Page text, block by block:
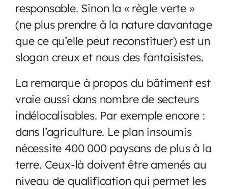
responsable. Sinon la « règle verte »
(ne plus prendre à la nature davantage
que ce qu’elle peut reconstituer) est un
slogan creux et nous des fantaisistes.
La remarque à propos du bâtiment est
vraie aussi dans nombre de secteurs
indélocalisables. Par exemple encore :
dans l’agriculture. Le plan insoumis
nécessite 400 000 paysans de plus à la
terre. Ceux-là doivent être amenés au
niveau de qualification qui permet les